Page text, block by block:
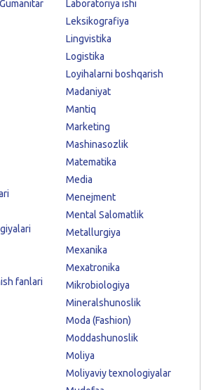
fanlari
Laboratoriya ishi
Leksikografiya
Lingvistika
Logistika
Loyihalarni boshqarish
Madaniyat
Mantiq
Marketing
Mashinasozlik
Matematika
Media
Menejment
Mental Salomatlik
Metallurgiya
Mexanika
Mexatronika
Mikrobiologiya
Mineralshunoslik
Moda (Fashion)
Moddashunoslik
Moliya
Moliyaviy texnologiyalar